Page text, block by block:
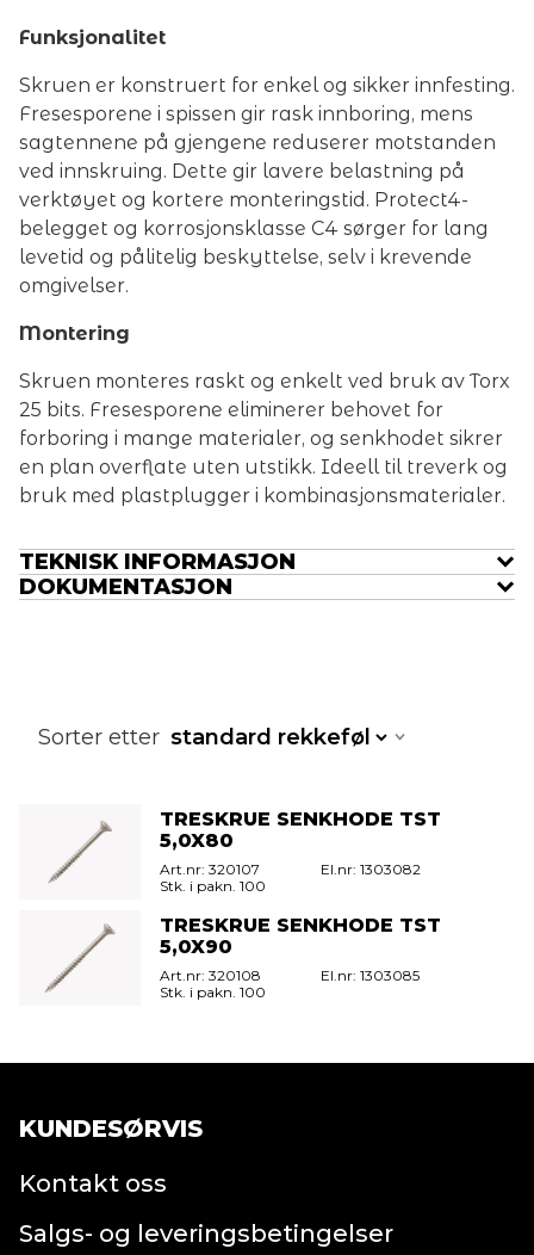
Funksjonalitet
Skruen er konstruert for enkel og sikker innfesting.
Fresesporene i spissen gir rask innboring, mens
sagtennene på gjengene reduserer motstanden
ved innskruing. Dette gir lavere belastning på
verktøyet og kortere monteringstid. Protect4-
belegget og korrosjonsklasse C4 sørger for lang
levetid og pålitelig beskyttelse, selv i krevende
omgivelser.
Montering
Skruen monteres raskt og enkelt ved bruk av Torx
25 bits. Fresesporene eliminerer behovet for
forboring i mange materialer, og senkhodet sikrer
en plan overflate uten utstikk. Ideell til treverk og
bruk med plastplugger i kombinasjonsmaterialer.
TEKNISK INFORMASJON
DOKUMENTASJON
Sorter etter
TRESKRUE SENKHODE TST
5,0X80
320107
1303082
100
TRESKRUE SENKHODE TST
5,0X90
320108
1303085
100
KUNDESØRVIS
Kontakt oss
Salgs- og leveringsbetingelser